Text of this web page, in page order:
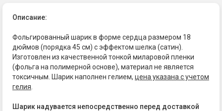
Описание:
Фольгированный шарик в форме сердца размером 18
дюймов (порядка 45 см) с эффектом шелка (сатин).
Изготовлен из качественной тонкой миларовой пленки
(фольга на полимерной основе), материал не является
токсичным. Шарик наполнен гелием, цена указана с учетом
гелия
Шарик надувается непосредственно перед доставкой